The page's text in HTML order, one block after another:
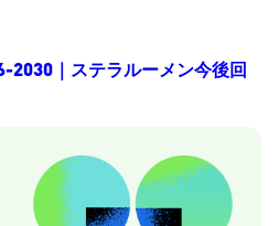
2030｜ステラルーメン今後回